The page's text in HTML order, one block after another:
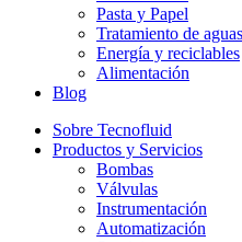
Pasta y Papel
Tratamiento de aguas
Energía y reciclables
Alimentación
Blog
Sobre Tecnofluid
Productos y Servicios
Bombas
Válvulas
Instrumentación
Automatización